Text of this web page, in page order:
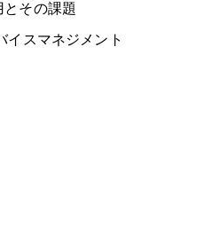
その課題
イスマネジメント